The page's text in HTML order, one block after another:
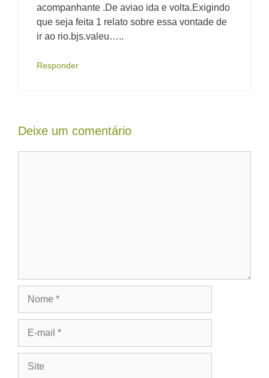
acompanhante .De aviao ida e volta.Exigindo
que seja feita 1 relato sobre essa vontade de
ir ao rio.bjs.valeu…..
Responder
Deixe um comentário